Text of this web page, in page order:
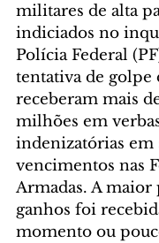
militares de alta
indiciados no
Polícia Federal
tentativa de golpe
receberam mais
milhões em
indenizatórias em
vencimentos nas
Armadas. A maior
ganhos foi
momento ou